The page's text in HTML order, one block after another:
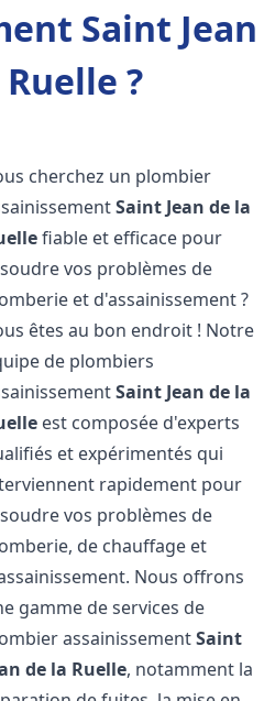
Saint Jean
?
cherchez un plombier
Saint Jean de la
fiable et efficace pour
vos problèmes de
et d'assainissement ?
êtes au bon endroit ! Notre
de plombiers
Saint Jean de la
est composée d'experts
et expérimentés qui
rapidement pour
vos problèmes de
de chauffage et
Nous offrons
gamme de services de
assainissementSaint
de la Ruelle, notamment la